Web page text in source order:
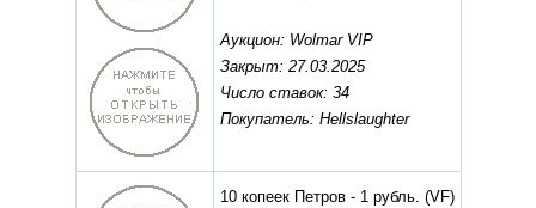
Аукцион: Wolmar VIP
Закрыт: 27.03.2025
Число ставок: 34
Покупатель: Hellslaughter
10 копеек Петров - 1 рубль. (VF)